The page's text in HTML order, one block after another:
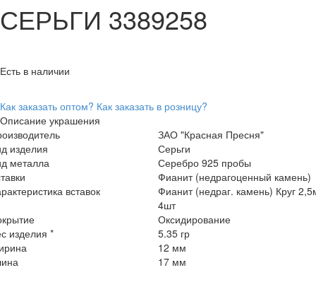
СЕРЬГИ 3389258
Есть в наличии
Как заказать оптом? Как заказать в розницу?
Описание украшения
ЗАО "Красная Пресня"
изделия
Серьги
металла
Серебро 925 пробы
Фианит (недрагоценный камень)
вставок
Фианит (недраг. камень) Круг
4шт
Оксидирование
изделия *
5.35 гр
12 мм
17 мм